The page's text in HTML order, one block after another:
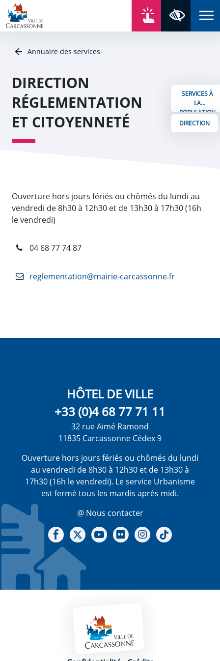
Aller au contenu
Aller au menu
Aller au plan du site
Aller à la recherche
Annuaire des services
DIRECTION
RÉGLEMENTATION
ET CITOYENNETÉ
SERVICES À
LA
POPULATION
DIRECTION
Ouverture hors jours fériés ou chômés du lundi au
vendredi de 8h30 à 12h30 et de 13h30 à 17h30 (16h
le vendredi)
04 68 77 74 87
reglementation@mairie-carcassonne.fr
HÔTEL DE VILLE
+33 (0)4 68 77 71 11
32 rue Aimé Ramond
11835 Carcassonne Cédex 9
Ouverture hors jours fériés ou chômés du lundi
au vendredi de 8h30 à 12h30 et de 13h30 à
17h30 (16h le vendredi). Le service Urbanisme
est fermé tous les mardis après midi.
@ Nous contacter
Notre Facebook
Notre X - (twitter)
Notre chaine Youtube
Notre Gallerie sur Flickr
Notre Instagram
Mentions légales
Panneau de gestion des cookies